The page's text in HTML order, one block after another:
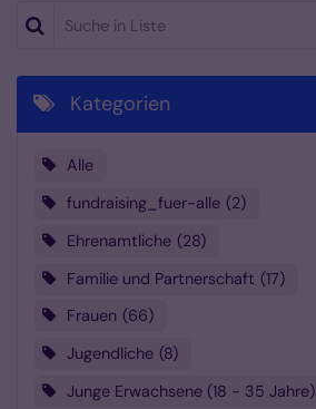
Suche in Liste
Kategorien
Alle
fundraising_fuer-alle 2
Ehrenamtliche 28
Familie und Partnerschaft 17
Frauen
66
Jugendliche 8
Junge Erwachsene (18 - 35 Jahre)